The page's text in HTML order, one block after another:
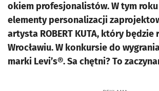
okiem profesjonalistów. W tym
elementy personalizacji
artysta ROBERT KUTA, który będzie
Wrocławiu. W konkursie do
marki Levi’s®. Sa chętni? To